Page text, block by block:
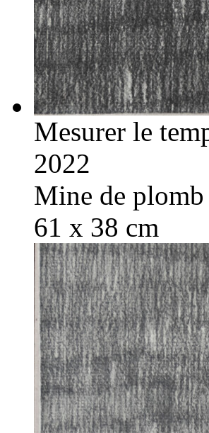
Mesurer le
2022
Mine de
61 x 38 cm